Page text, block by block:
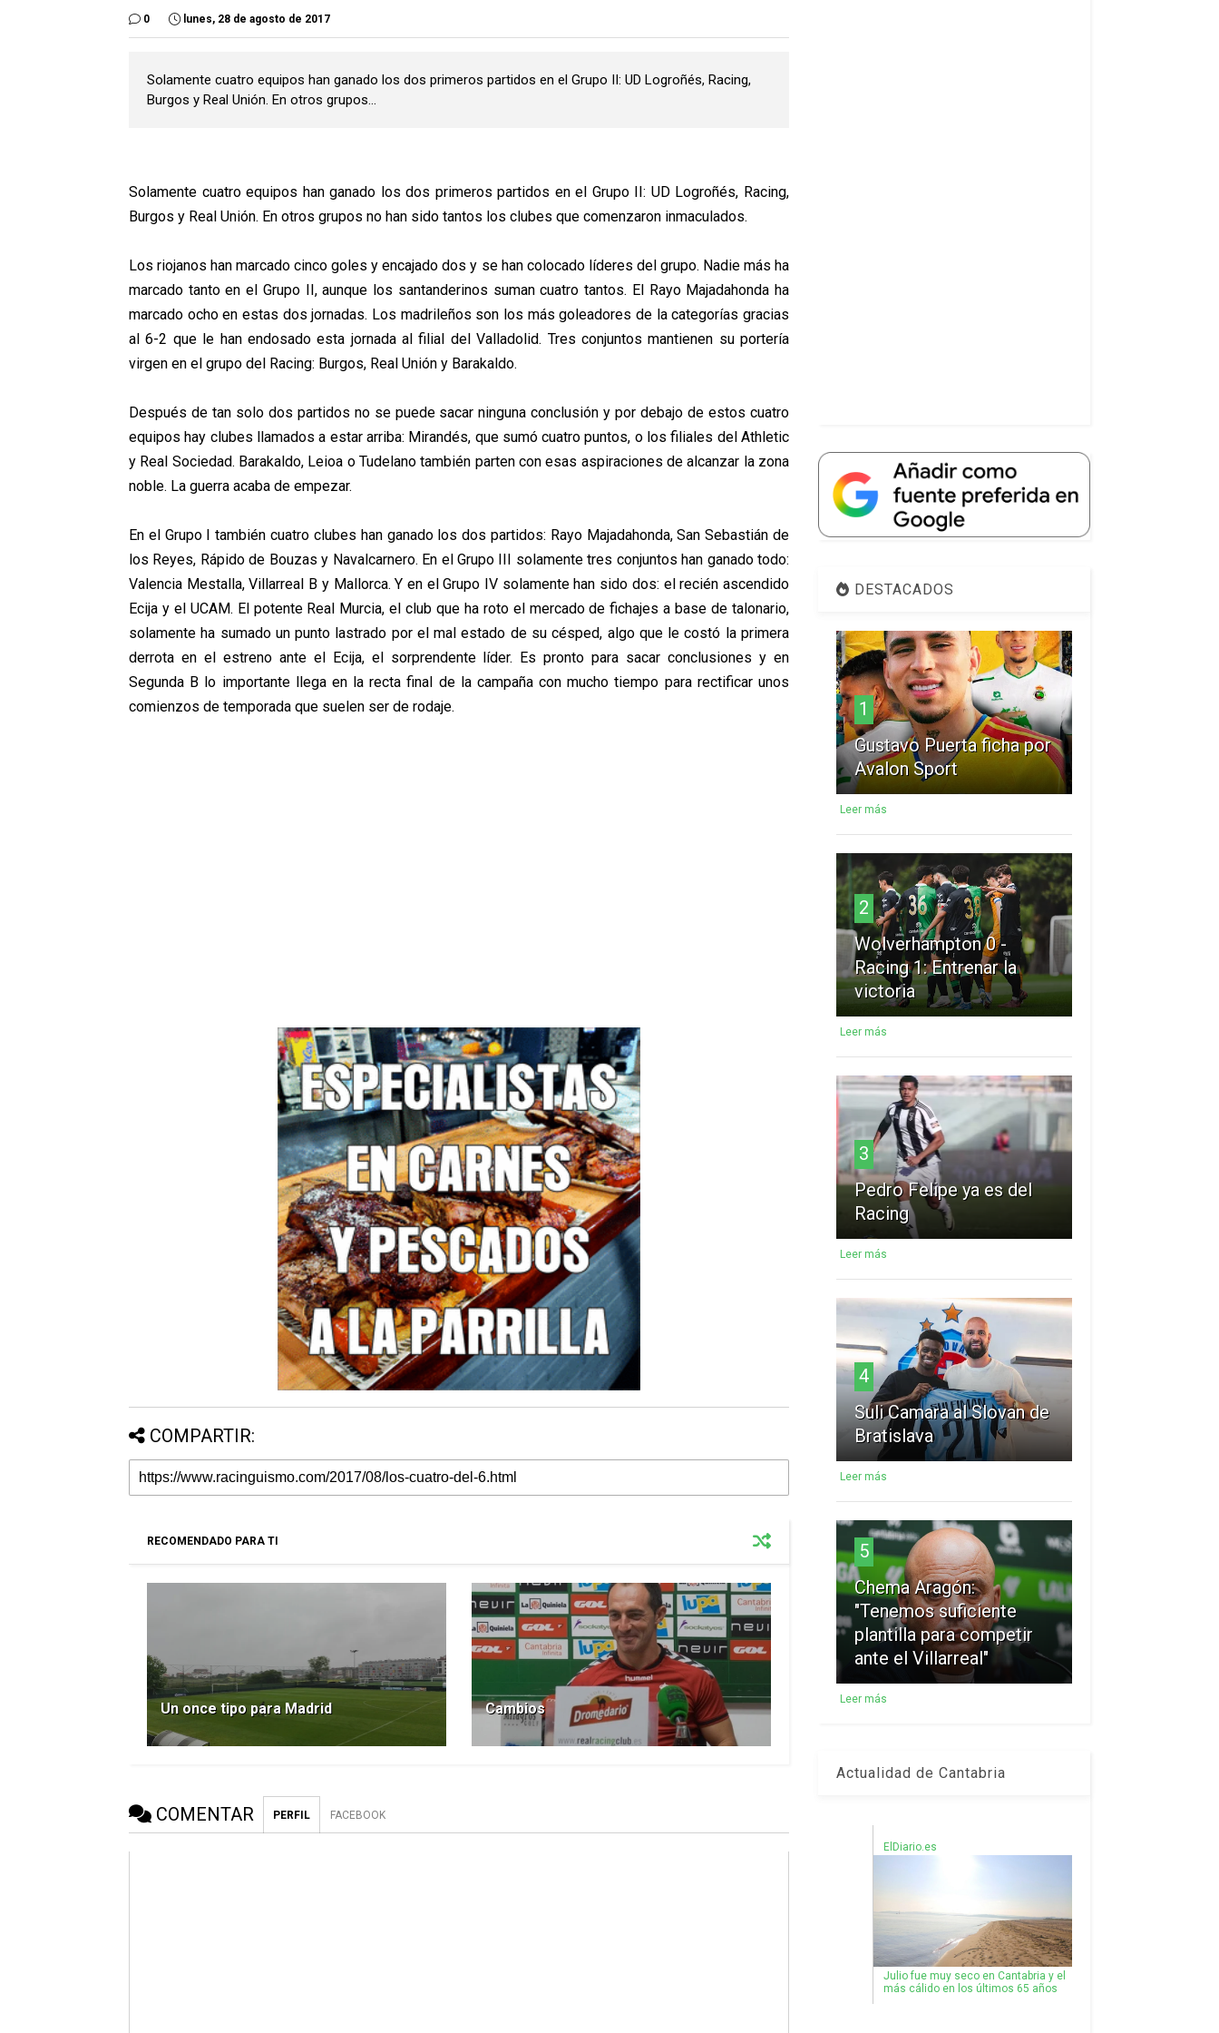
0 lunes, 28 de agosto de 2017
Solamente cuatro equipos han ganado los dos primeros partidos en el Grupo II: UD Logroñés, Racing,
Burgos y Real Unión. En otros grupos...
Solamente cuatro equipos han ganado los dos primeros partidos en el Grupo II: UD Logroñés, Racing,
Burgos y Real Unión. En otros grupos no han sido tantos los clubes que comenzaron inmaculados.
Los riojanos han marcado cinco goles y encajado dos y se han colocado líderes del grupo. Nadie más ha
marcado tanto en el Grupo II, aunque los santanderinos suman cuatro tantos. El Rayo Majadahonda ha
marcado ocho en estas dos jornadas. Los madrileños son los más goleadores de la categorías gracias
al 6-2 que le han endosado esta jornada al filial del Valladolid. Tres conjuntos mantienen su portería
virgen en el grupo del Racing: Burgos, Real Unión y Barakaldo.
Después de tan solo dos partidos no se puede sacar ninguna conclusión y por debajo de estos cuatro
equipos hay clubes llamados a estar arriba: Mirandés, que sumó cuatro puntos, o los filiales del Athletic
y Real Sociedad. Barakaldo, Leioa o Tudelano también parten con esas aspiraciones de alcanzar la zona
noble. La guerra acaba de empezar.
En el Grupo I también cuatro clubes han ganado los dos partidos: Rayo Majadahonda, San Sebastián de
los Reyes, Rápido de Bouzas y Navalcarnero. En el Grupo III solamente tres conjuntos han ganado todo:
Valencia Mestalla, Villarreal B y Mallorca. Y en el Grupo IV solamente han sido dos: el recién ascendido
Ecija y el UCAM. El potente Real Murcia, el club que ha roto el mercado de fichajes a base de talonario,
solamente ha sumado un punto lastrado por el mal estado de su césped, algo que le costó la primera
derrota en el estreno ante el Ecija, el sorprendente líder. Es pronto para sacar conclusiones y en
Segunda B lo importante llega en la recta final de la campaña con mucho tiempo para rectificar unos
comienzos de temporada que suelen ser de rodaje.
COMPARTIR:
RECOMENDADO PARA TI
Un once tipo para Madrid Cambios
COMENTAR PERFIL FACEBOOK
DESTACADOS
1
Gustavo Puerta ficha por
Avalon Sport
Leer más
2
Wolverhampton 0 -
Racing 1: Entrenar la
victoria
Leer más
3
Pedro Felipe ya es del
Racing
Leer más
4
Suli Camara al Slovan de
Bratislava
Leer más
5
Chema Aragón:
"Tenemos suficiente
plantilla para competir
ante el Villarreal"
Leer más
Actualidad de Cantabria
ElDiario.es
Julio fue muy seco en Cantabria y el
más cálido en los últimos 65 años